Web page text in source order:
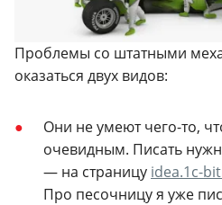
Проблемы со штатными
оказаться двух видов:
Они не умеют чего-то,
очевидным. Писать
— на страницу idea.1c-
Про песочницу я уже